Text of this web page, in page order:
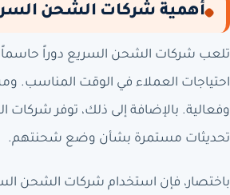
أهمية شركات الشحن
تلعب شركات الشحن السريع دوراً حاسماً
احتياجات العملاء في الوقت المناسب.
وفعالية. بالإضافة إلى ذلك، توفر
تحديثات مستمرة بشأن وضع شحنتهم.
باختصار، فإن استخدام شركات الشحن